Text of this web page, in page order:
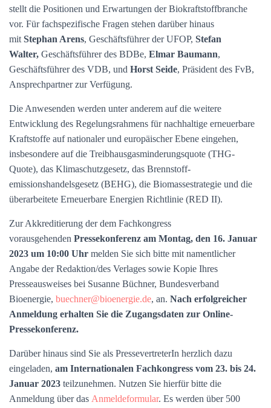
stellt die Positionen und Erwartungen der Biokraftstoffbranche
vor. Für fachspezifische Fragen stehen darüber hinaus
mit Stephan Arens, Geschäftsführer der UFOP, Stefan
Walter, Geschäftsführer des BDBe, Elmar Baumann,
Geschäftsführer des VDB, und Horst Seide, Präsident des FvB,
Ansprechpartner zur Verfügung.
Die Anwesenden werden unter anderem auf die weitere
Entwicklung des Regelungsrahmens für nachhaltige erneuerbare
Kraftstoffe auf nationaler und europäischer Ebene eingehen,
insbesondere auf die Treibhausgasminderungsquote (THG-
Quote), das Klimaschutzgesetz, das Brennstoff-
emissionshandelsgesetz (BEHG), die Biomassestrategie und die
überarbeitete Erneuerbare Energien Richtlinie (RED II).
Zur Akkreditierung der dem Fachkongress
vorausgehenden Pressekonferenz am Montag, den 16. Januar
2023 um 10:00 Uhr melden Sie sich bitte mit namentlicher
Angabe der Redaktion/des Verlages sowie Kopie Ihres
Presseausweises bei Susanne Büchner, Bundesverband
Bioenergie, buechner@bioenergie.de, an. Nach erfolgreicher
Anmeldung erhalten Sie die Zugangsdaten zur Online-
Pressekonferenz.
Darüber hinaus sind Sie als PressevertreterIn herzlich dazu
eingeladen, am Internationalen Fachkongress vom 23. bis 24.
Januar 2023 teilzunehmen. Nutzen Sie hierfür bitte die
Anmeldung über das Anmeldeformular. Es werden über 500